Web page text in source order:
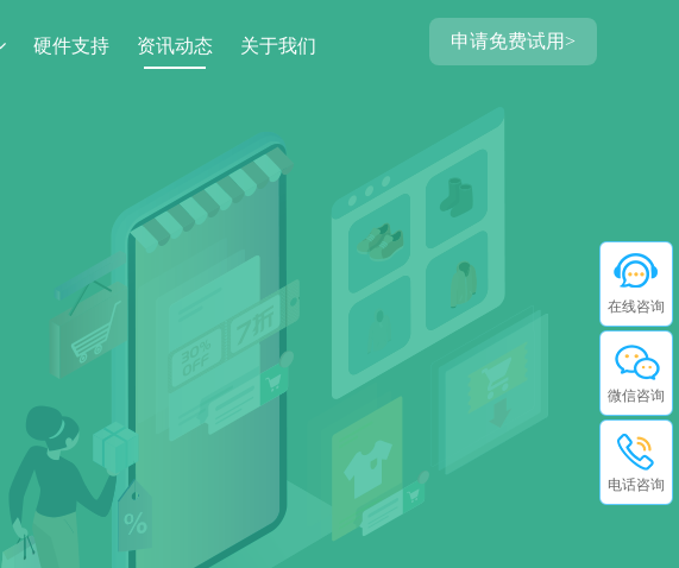
申请免费试用>
硬件支持 资讯动态 关于我们
在线咨询
微信咨询
电话咨询